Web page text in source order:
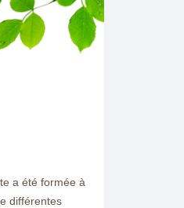
a été formée à
différentes